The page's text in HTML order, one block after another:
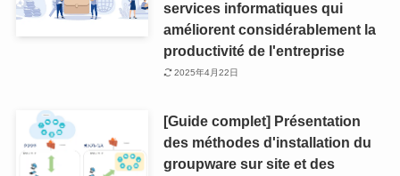
services informatiques qui
améliorent considérablement la
productivité de l'entreprise
2025年4月22日
[Guide complet] Présentation
des méthodes d'installation du
groupware sur site et des